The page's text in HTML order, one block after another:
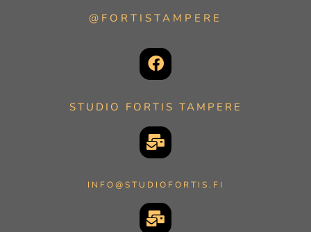
@FORTISTAMPERE
STUDIO FORTIS TAMPERE
INFO@STUDIOFORTIS.FI